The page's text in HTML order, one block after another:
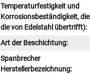
Temperaturfestigkeit und
Korrosionsbeständigkeit, die
die von Edelstahl übertrifft):
Art der Beschichtung:
Spanbrecher
Herstellerbezeichnung: